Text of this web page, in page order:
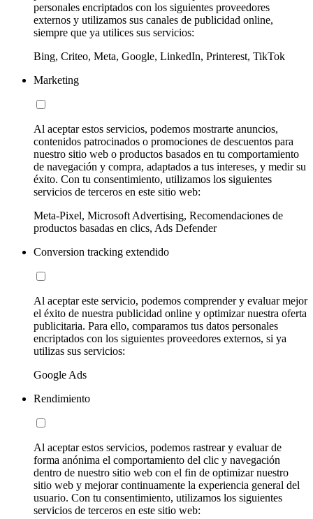
personales encriptados con los siguientes proveedores
externos y utilizamos sus canales de publicidad online,
siempre que ya utilices sus servicios:
Bing, Criteo, Meta, Google, LinkedIn, Printerest, TikTok
Marketing
Al aceptar estos servicios, podemos mostrarte anuncios,
contenidos patrocinados o promociones de descuentos para
nuestro sitio web o productos basados en tu comportamiento
de navegación y compra, adaptados a tus intereses, y medir su
éxito. Con tu consentimiento, utilizamos los siguientes
servicios de terceros en este sitio web:
Meta-Pixel, Microsoft Advertising, Recomendaciones de
productos basadas en clics, Ads Defender
Conversion tracking extendido
Al aceptar este servicio, podemos comprender y evaluar mejor
el éxito de nuestra publicidad online y optimizar nuestra oferta
publicitaria. Para ello, comparamos tus datos personales
encriptados con los siguientes proveedores externos, si ya
utilizas sus servicios:
Google Ads
Rendimiento
Al aceptar estos servicios, podemos rastrear y evaluar de
forma anónima el comportamiento del clic y navegación
dentro de nuestro sitio web con el fin de optimizar nuestro
sitio web y mejorar continuamente la experiencia general del
usuario. Con tu consentimiento, utilizamos los siguientes
servicios de terceros en este sitio web: